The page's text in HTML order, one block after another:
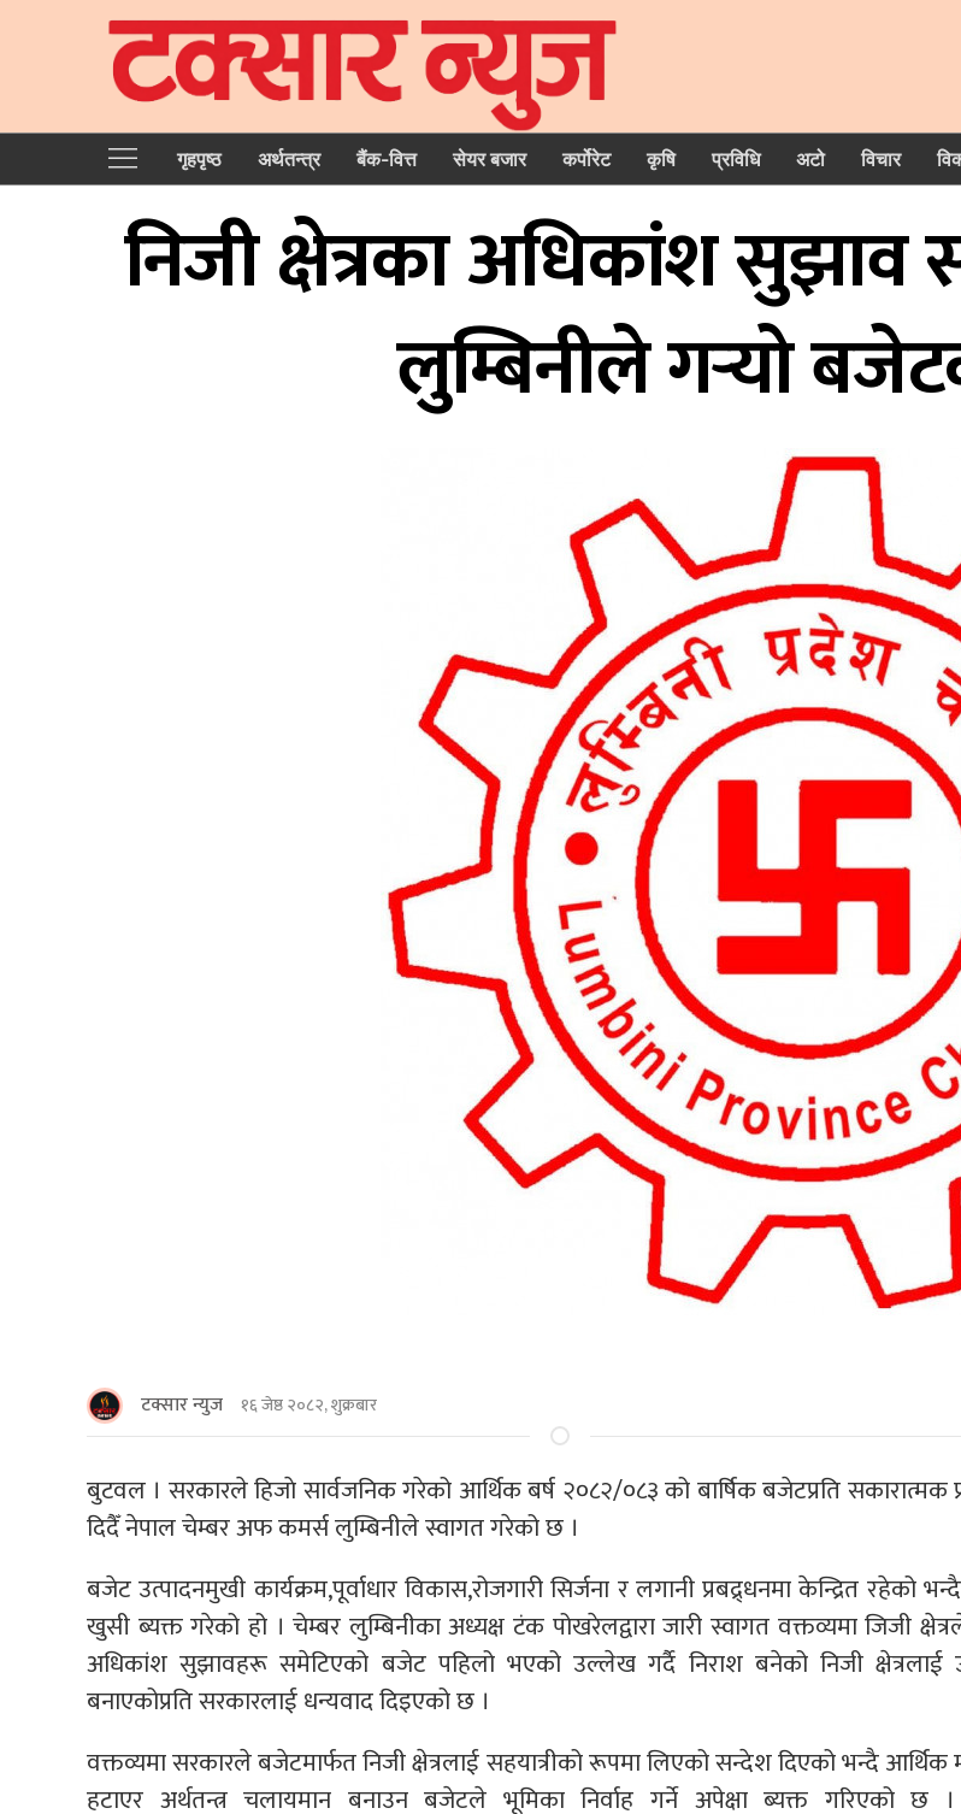
गृहपृष्‍ठ अर्थतन्त्र बैंक-वित्त सेयर बजार कर्पोरेट कृषि प्रविधि अटो विचार
निजी क्षेत्रका अधिकांश सुझाव
लुम्बिनीले गर्‍यो
टक्सार न्युज १६ जेष्ठ २०८२, शुक्रबार
बुटवल । सरकारले हिजाे सार्वजनिक गरेको आर्थिक बर्ष २०८२/०८३ को बार्षिक बजेटप्रति सकारात्मक
दिदैँ नेपाल चेम्बर अफ कमर्स लुम्बिनीले स्वागत गरेको छ ।
बजेट उत्पादनमुखी कार्यक्रम,पूर्वाधार विकास,रोजगारी सिर्जना र लगानी प्रबद्र्धनमा केन्द्रित रहेको
खुसी ब्यक्त गरेको हो । चेम्बर लुम्बिनीका अध्यक्ष टंक पोखरेलद्वारा जारी स्वागत वक्तव्यमा जिजी
अधिकांश सुझावहरू समेटिएको बजेट पहिलो भएको उल्लेख गर्दै निराश बनेको निजी क्षेत्रलाई
बनाएकोप्रति सरकारलाई धन्यवाद दिइएको छ ।
वक्तव्यमा सरकारले बजेटमार्फत निजी क्षेत्रलाई सहयात्रीको रूपमा लिएको सन्देश दिएको भन्दै आर्थिक
हटाएर अर्थतन्त्र चलायमान बनाउन बजेटले भूमिका निर्वाह गर्ने अपेक्षा ब्यक्त गरिएको छ